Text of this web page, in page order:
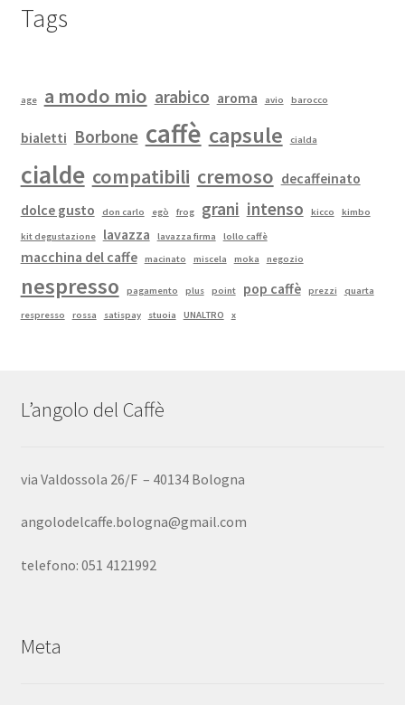
Tags
age a modo mio arabico aroma avio barocco
bialetti Borbone caffè capsule cialda
cialde compatibili cremoso decaffeinato
dolce gusto
don carlo egò frog grani intenso kicco kimbo
kit degustazione lavazza lavazza firma lollo caffè
macchina del caffe macinato miscela moka negozio
nespresso pagamento plus point pop caffè prezzi quarta
respresso rossa satispay stuoia UNALTRO x
L’angolo del Caffè
via Valdossola 26/F – 40134 Bologna
angolodelcaffe.bologna@gmail.com
telefono: 051 4121992
Meta